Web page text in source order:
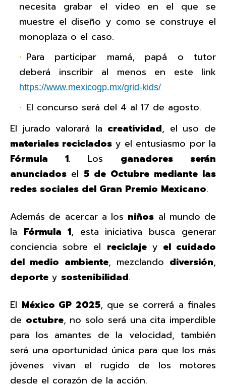
necesita grabar el video en el que se
muestre el diseño y como se construye el
monoplaza o el caso.
Para participar mamá, papá o tutor
deberá inscribir al menos en este link
https://www.mexicogp.mx/grid-kids/
El concurso será del 4 al 17 de agosto.
El jurado valorará la creatividad, el uso de
materiales reciclados y el entusiasmo por la
Fórmula 1. Los ganadores
serán
anunciados el 5 de Octubre mediante las
redes sociales del Gran Premio Mexicano.
Además de acercar a los niños al mundo de
la Fórmula 1, esta iniciativa busca generar
conciencia sobre el reciclajey el cuidado
del medio ambiente, mezclando diversión,
deporte y sostenibilidad.
El México GP 2025, que se correrá a finales
de octubre, no solo será una cita imperdible
para los amantes de la velocidad, también
será una oportunidad única para que los más
jóvenes vivan el rugido de los motores
desde el corazón de la acción.